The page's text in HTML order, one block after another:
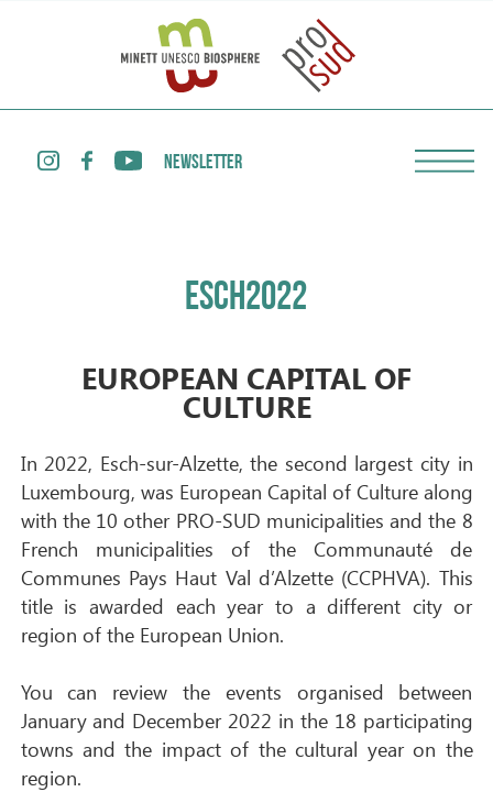
NEWSLETTER
ESCH2022
EUROPEAN CAPITAL OF
CULTURE
In 2022, Esch-sur-Alzette, the second largest city in
Luxembourg, was European Capital of Culture along
with the 10 other PRO-SUD municipalities and the 8
French municipalities of the Communauté de
Communes Pays Haut Val d’Alzette (CCPHVA). This
title is awarded each year to a different city or
region of the European Union.
You can review the events organised between
January and December 2022 in the 18 participating
towns and the impact of the cultural year on the
region.